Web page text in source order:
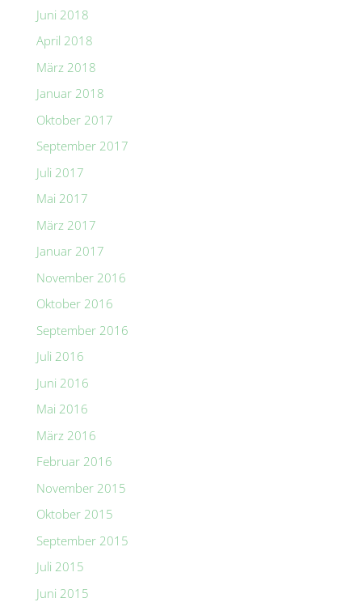
Juni 2018
April 2018
März 2018
Januar 2018
Oktober 2017
September 2017
Juli 2017
Mai 2017
März 2017
Januar 2017
November 2016
Oktober 2016
September 2016
Juli 2016
Juni 2016
Mai 2016
März 2016
Februar 2016
November 2015
Oktober 2015
September 2015
Juli 2015
Juni 2015